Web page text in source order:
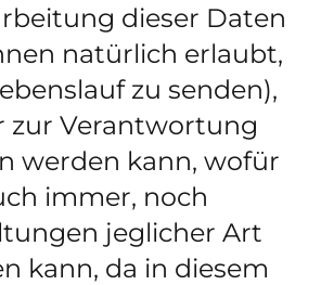
dieser Daten
natürlich erlaubt,
zu senden),
zur Verantwortung
werden kann, wofür
immer, noch
jeglicher Art
kann, da in diesem